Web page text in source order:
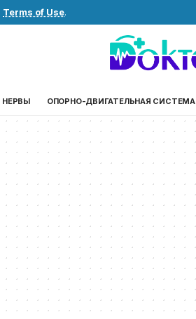
Terms of Use.
НЕРВЫ ОПОРНО-ДВИГАТЕЛЬНАЯ СИСТЕМА